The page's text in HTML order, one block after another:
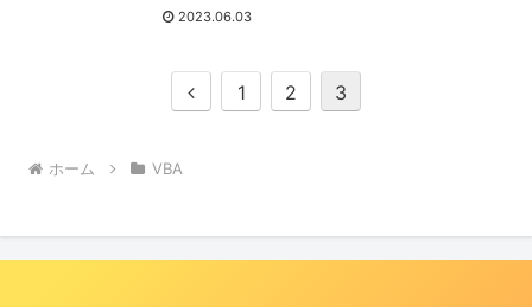
2023.06.03
前
1 2 3
ホーム VBA